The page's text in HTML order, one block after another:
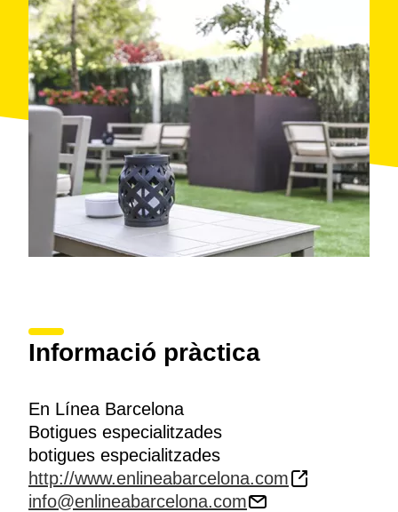
Informació pràctica
En Línea Barcelona
Botigues especialitzades
botigues especialitzades
http://www.enlineabarcelona.com
info@enlineabarcelona.com